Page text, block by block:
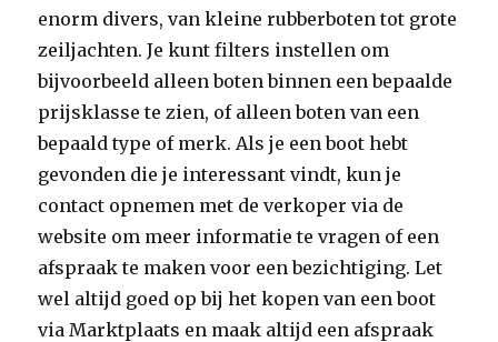
enorm divers, van kleine rubberboten tot grote
zeiljachten. Je kunt filters instellen om
bijvoorbeeld alleen boten binnen een bepaalde
prijsklasse te zien, of alleen boten van een
bepaald type of merk. Als je een boot hebt
gevonden die je interessant vindt, kun je
contact opnemen met de verkoper via de
website om meer informatie te vragen of een
afspraak te maken voor een bezichtiging. Let
wel altijd goed op bij het kopen van een boot
via Marktplaats en maak altijd een afspraak